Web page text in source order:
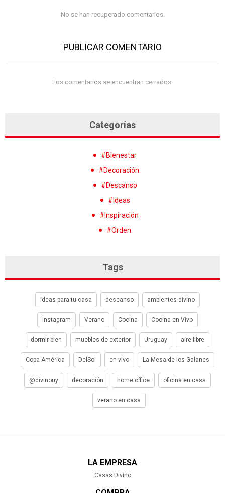
No se han recuperado comentarios.
PUBLICAR COMENTARIO
Los comentarios se encuentran cerrados.
Categorías
#Bienestar
#Decoración
#Descanso
#Ideas
#Inspiración
#Orden
Tags
ideas para tu casa descanso ambientes divino
Instagram Verano Cocina Cocina en Vivo
dormir bien muebles de exterior Uruguay aire libre
Copa América DelSol en vivo La Mesa de los Galanes
@divinouy decoración home office oficina en casa
verano en casa
LA EMPRESA
Casas Divino